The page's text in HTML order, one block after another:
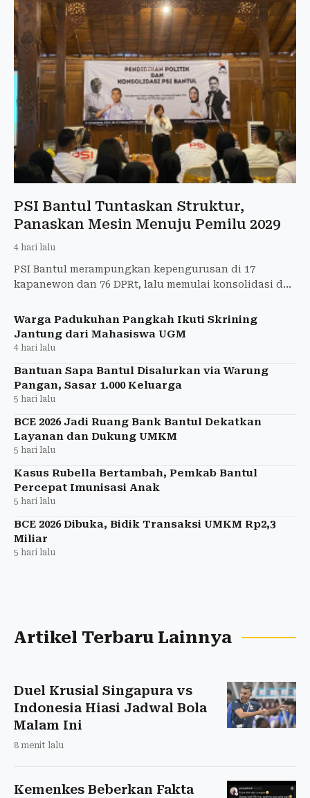
PSI Bantul Tuntaskan Struktur,
Panaskan Mesin Menuju Pemilu 2029
4 hari lalu
PSI Bantul merampungkan kepengurusan di 17
kapanewon dan 76 DPRt, lalu memulai konsolidasi dan
Warga Padukuhan Pangkah Ikuti Skrining
Jantung dari Mahasiswa UGM
4 hari lalu
Bantuan Sapa Bantul Disalurkan via Warung
Pangan, Sasar 1.000 Keluarga
5 hari lalu
BCE 2026 Jadi Ruang Bank Bantul Dekatkan
Layanan dan Dukung UMKM
5 hari lalu
Kasus Rubella Bertambah, Pemkab Bantul
Percepat Imunisasi Anak
5 hari lalu
BCE 2026 Dibuka, Bidik Transaksi UMKM Rp2,3
Miliar
5 hari lalu
Artikel Terbaru Lainnya
Duel Krusial Singapura vs
Indonesia Hiasi Jadwal Bola
Malam Ini
8 menit lalu
Kemenkes Beberkan Fakta